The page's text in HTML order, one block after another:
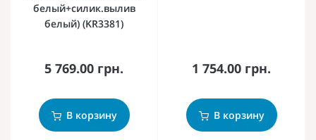
белый+силик.вылив
белый) (KR3381)
5 769.00 грн.
В корзину
1 754.00 грн.
В корзину